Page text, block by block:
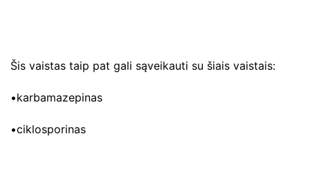
Šis vaistas taip pat gali sąveikauti su šiais vaistais:
•karbamazepinas
•ciklosporinas